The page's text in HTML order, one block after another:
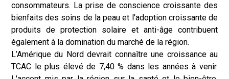
consommateurs. La prise de conscience croissante des
bienfaits des soins de la peau et l'adoption croissante de
produits de protection solaire et anti-âge contribuent
également à la domination du marché de la région.
L’Amérique du Nord devrait connaître une croissance au
TCAC le plus élevé de 7,40 % dans les années à venir.